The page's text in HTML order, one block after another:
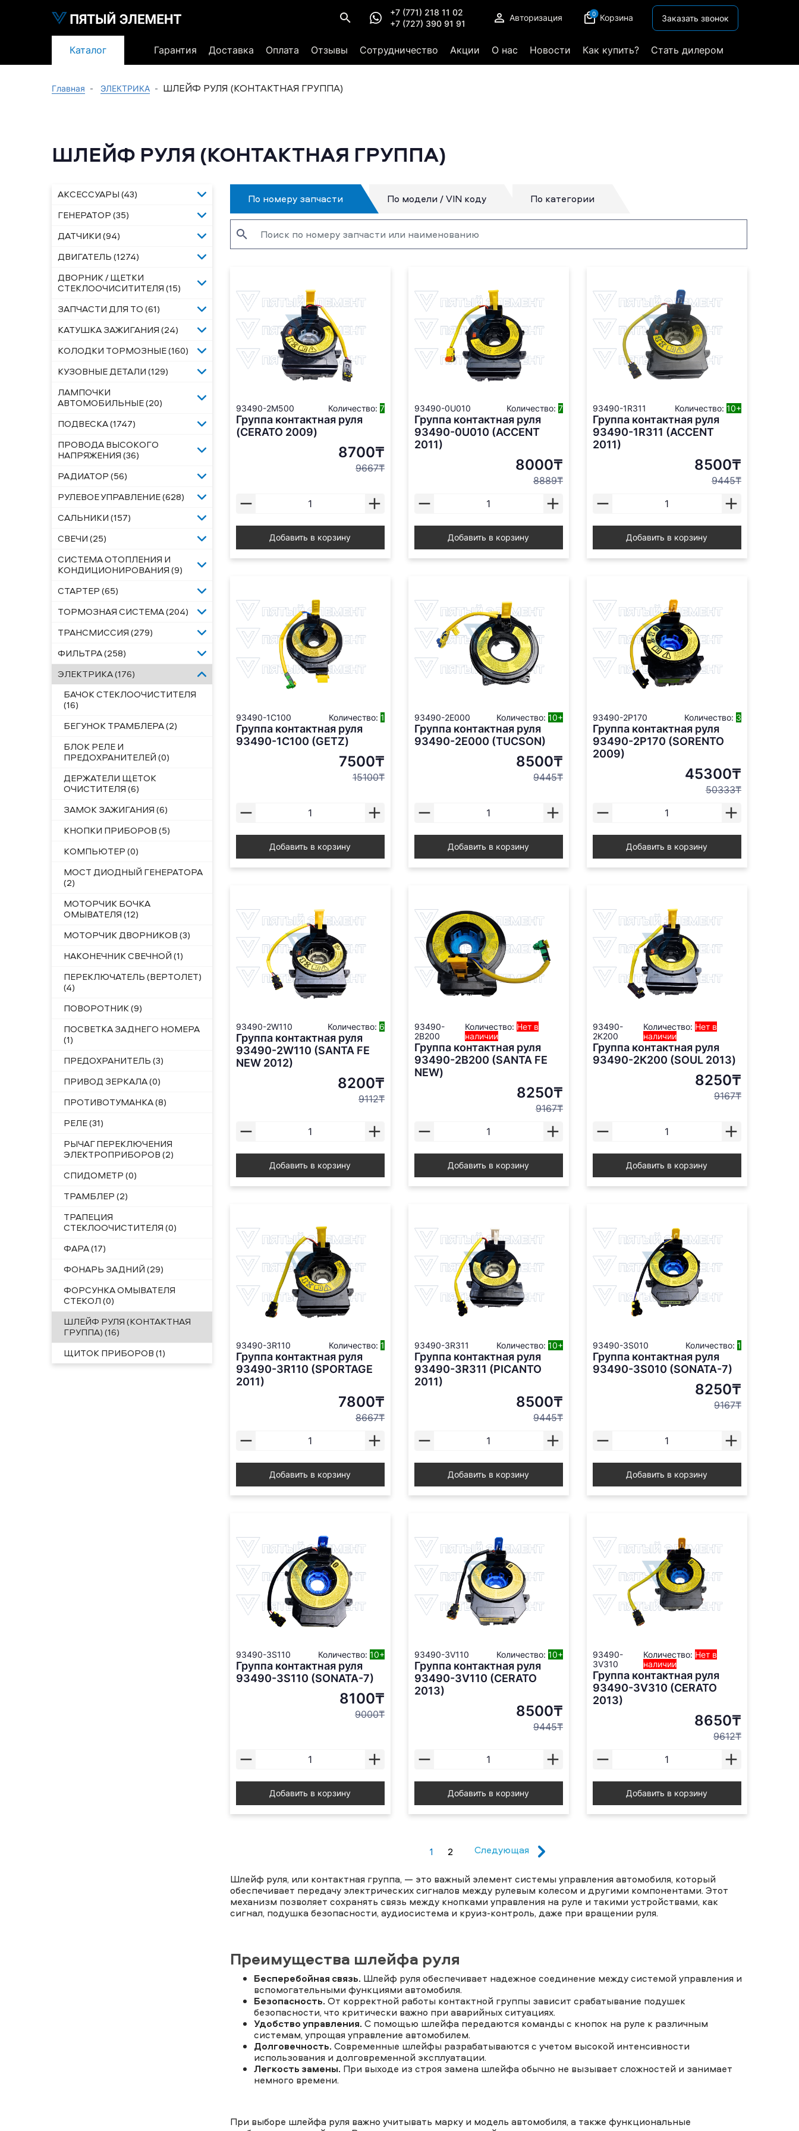
+7 (771) 218 11 02
+7 (727) 390 91 91
Авторизация 0 Корзина Заказать звонок
Каталог Гарантия Доставка Оплата Отзывы Сотрудничество Акции О нас Новости Как купить? Стать дилером
Главная ЭЛЕКТРИКА ШЛЕЙФ РУЛЯ (КОНТАКТНАЯ ГРУППА)
ШЛЕЙФ РУЛЯ (КОНТАКТНАЯ ГРУППА)
АКСЕССУАРЫ (43)
ГЕНЕРАТОР (35)
ДАТЧИКИ (94)
ДВИГАТЕЛЬ (1274)
ДВОРНИК / ЩЕТКИ
СТЕКЛООЧИСИТИТЕЛЯ (15)
ЗАПЧАСТИ ДЛЯ ТО (61)
КАТУШКА ЗАЖИГАНИЯ (24)
КОЛОДКИ ТОРМОЗНЫЕ (160)
КУЗОВНЫЕ ДЕТАЛИ (129)
ЛАМПОЧКИ
АВТОМОБИЛЬНЫЕ (20)
ПОДВЕСКА (1747)
ПРОВОДА ВЫСОКОГО
НАПРЯЖЕНИЯ (36)
РАДИАТОР (56)
РУЛЕВОЕ УПРАВЛЕНИЕ (628)
САЛЬНИКИ (157)
СВЕЧИ (25)
СИСТЕМА ОТОПЛЕНИЯ И
КОНДИЦИОНИРОВАНИЯ (9)
СТАРТЕР (65)
ТОРМОЗНАЯ СИСТЕМА (204)
ТРАНСМИССИЯ (279)
ФИЛЬТРА (258)
ЭЛЕКТРИКА (176)
БАЧОК СТЕКЛООЧИСТИТЕЛЯ
(16)
БЕГУНОК ТРАМБЛЕРА (2)
БЛОК РЕЛЕ И
ПРЕДОХРАНИТЕЛЕЙ (0)
ДЕРЖАТЕЛИ ЩЕТОК
ОЧИСТИТЕЛЯ (6)
ЗАМОК ЗАЖИГАНИЯ (6)
КНОПКИ ПРИБОРОВ (5)
КОМПЬЮТЕР (0)
МОСТ ДИОДНЫЙ ГЕНЕРАТОРА
(2)
МОТОРЧИК БОЧКА
ОМЫВАТЕЛЯ (12)
МОТОРЧИК ДВОРНИКОВ (3)
НАКОНЕЧНИК СВЕЧНОЙ (1)
ПЕРЕКЛЮЧАТЕЛЬ (ВЕРТОЛЕТ)
(4)
ПОВОРОТНИК (9)
ПОСВЕТКА ЗАДНЕГО НОМЕРА
(1)
ПРЕДОХРАНИТЕЛЬ (3)
ПРИВОД ЗЕРКАЛА (0)
ПРОТИВОТУМАНКА (8)
РЕЛЕ (31)
РЫЧАГ ПЕРЕКЛЮЧЕНИЯ
ЭЛЕКТРОПРИБОРОВ (2)
СПИДОМЕТР (0)
ТРАМБЛЕР (2)
ТРАПЕЦИЯ
СТЕКЛООЧИСТИТЕЛЯ (0)
ФАРА (17)
ФОНАРЬ ЗАДНИЙ (29)
ФОРСУНКА ОМЫВАТЕЛЯ
СТЕКОЛ (0)
ШЛЕЙФ РУЛЯ (КОНТАКТНАЯ
ГРУППА) (16)
ЩИТОК ПРИБОРОВ (1)
По номеру запчасти По модели / VIN коду По категории
93490-2M500 Количество: 7
Группа контактная руля
(CERATO 2009)
8700₸
9667₸
Добавить в корзину
93490-0U010 Количество: 7
Группа контактная руля
93490-0U010 (ACCENT
2011)
8000₸
8889₸
Добавить в корзину
93490-1R311 Количество: 10+
Группа контактная руля
93490-1R311 (ACCENT
2011)
8500₸
9445₸
Добавить в корзину
93490-1C100 Количество: 1
Группа контактная руля
93490-1С100 (GETZ)
7500₸
15100₸
Добавить в корзину
93490-2E000 Количество: 10+
Группа контактная руля
93490-2E000 (TUCSON)
8500₸
9445₸
Добавить в корзину
93490-2P170 Количество: 3
Группа контактная руля
93490-2P170 (SORENTO
2009)
45300₸
50333₸
Добавить в корзину
93490-2W110 Количество: 6
Группа контактная руля
93490-2W110 (SANTA FE
NEW 2012)
8200₸
9112₸
Добавить в корзину
93490-
2B200
Количество: Нет в
наличии
Группа контактная руля
93490-2В200 (SANTA FE
NEW)
8250₸
9167₸
Добавить в корзину
93490-
2K200
Количество: Нет в
наличии
Группа контактная руля
93490-2К200 (SOUL 2013)
8250₸
9167₸
Добавить в корзину
93490-3R110 Количество: 1
Группа контактная руля
93490-3R110 (SPORTAGE
2011)
7800₸
8667₸
Добавить в корзину
93490-3R311 Количество: 10+
Группа контактная руля
93490-3R311 (PICANTO
2011)
8500₸
9445₸
Добавить в корзину
93490-3S010 Количество: 1
Группа контактная руля
93490-3S010 (SONATA-7)
8250₸
9167₸
Добавить в корзину
93490-3S110 Количество: 10+
Группа контактная руля
93490-3S110 (SONATA-7)
8100₸
9000₸
Добавить в корзину
93490-3V110 Количество: 10+
Группа контактная руля
93490-3V110 (CERATO
2013)
8500₸
9445₸
Добавить в корзину
93490-
3V310
Количество: Нет в
наличии
Группа контактная руля
93490-3V310 (CERATO
2013)
8650₸
9612₸
Добавить в корзину
1 2 Следующая
Шлейф руля, или контактная группа, — это важный элемент системы управления автомобиля, который
обеспечивает передачу электрических сигналов между рулевым колесом и другими компонентами. Этот
механизм позволяет сохранять связь между кнопками управления на руле и такими устройствами, как
сигнал, подушка безопасности, аудиосистема и круиз-контроль, даже при вращении руля.
Преимущества шлейфа руля
Бесперебойная связь. Шлейф руля обеспечивает надежное соединение между системой управления и
вспомогательными функциями автомобиля.
Безопасность. От корректной работы контактной группы зависит срабатывание подушек
безопасности, что критически важно при аварийных ситуациях.
Удобство управления. С помощью шлейфа передаются команды с кнопок на руле к различным
системам, упрощая управление автомобилем.
Долговечность. Современные шлейфы разрабатываются с учетом высокой интенсивности
использования и долговременной эксплуатации.
Легкость замены. При выходе из строя замена шлейфа обычно не вызывает сложностей и занимает
немного времени.
При выборе шлейфа руля важно учитывать марку и модель автомобиля, а также функциональные